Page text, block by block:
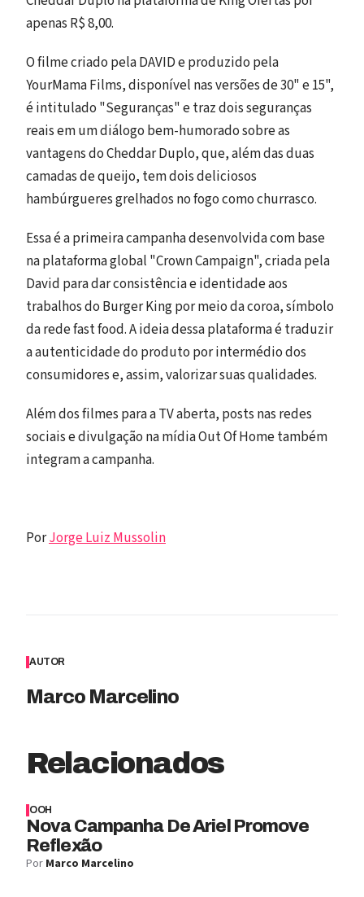
apenas R$ 8,00.
O filme criado pela DAVID e produzido pela
YourMama Films, disponível nas versões de 30" e 15",
é intitulado "Seguranças" e traz dois seguranças
reais em um diálogo bem-humorado sobre as
vantagens do Cheddar Duplo, que, além das duas
camadas de queijo, tem dois deliciosos
hambúrgueres grelhados no fogo como churrasco.
Essa é a primeira campanha desenvolvida com base
na plataforma global "Crown Campaign", criada pela
David para dar consistência e identidade aos
trabalhos do Burger King por meio da coroa, símbolo
da rede fast food. A ideia dessa plataforma é traduzir
a autenticidade do produto por intermédio dos
consumidores e, assim, valorizar suas qualidades.
Além dos filmes para a TV aberta, posts nas redes
sociais e divulgação na mídia Out Of Home também
integram a campanha.
PorJorge Luiz Mussolin
AUTOR
Marco Marcelino
Relacionados
OOH
Nova Campanha De Ariel Promove
Reflexão
Por Marco Marcelino